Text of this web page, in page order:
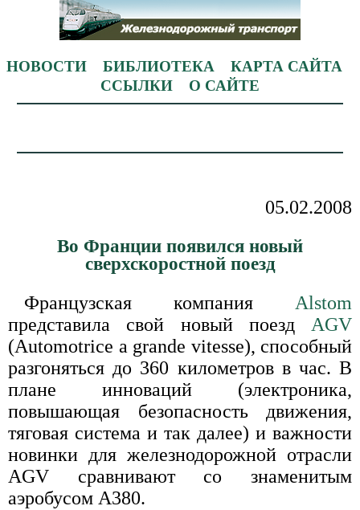
НОВОСТИ БИБЛИОТЕКА
КАРТА САЙТА
ССЫЛКИ
О САЙТЕ
05.02.2008
Во Франции появился новый
сверхскоростной поезд
Французская компания Alstom
представила свой новый поезд AGV
(Automotrice a grande vitesse), способный
разгоняться до 360 километров в час. В
плане инноваций (электроника,
повышающая безопасность движения,
тяговая система и так далее) и важности
новинки для железнодорожной отрасли
AGV сравнивают со знаменитым
аэробусом A380.